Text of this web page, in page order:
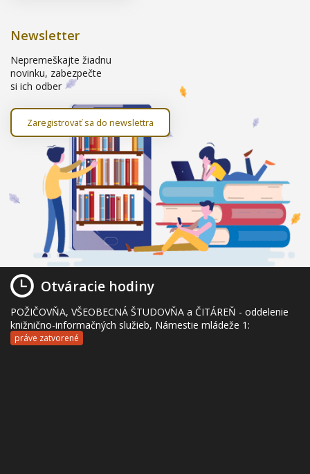
Newsletter
Nepremeškajte žiadnu
novinku, zabezpečte
si ich odber
Zaregistrovať sa do newslettra
Otváracie hodiny
POŽIČOVŇA, VŠEOBECNÁ ŠTUDOVŇA a ČITÁREŇ - oddelenie
knižnično-informačných služieb, Námestie mládeže 1:
práve zatvorené